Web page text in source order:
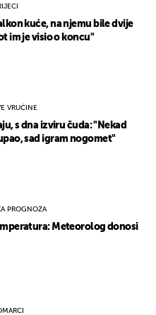
kuće, na njemu bile dvije
im je visio o koncu"
VRUĆINE
s dna izviru čuda: "Nekad
sad igram nogomet"
PROGNOZA
Meteorolog donosi